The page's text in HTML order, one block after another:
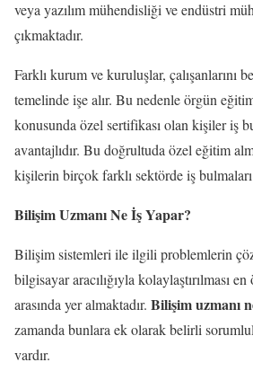
veya yazılım mühendisliği ve endüstri
çıkmaktadır.
Farklı kurum ve kuruluşlar, çalışanlarını
temelinde işe alır. Bu nedenle örgün
konusunda özel sertifikası olan kişiler iş
avantajlıdır. Bu doğrultuda özel eğitim
kişilerin birçok farklı sektörde iş
Bilişim Uzmanı Ne İş Yapar?
Bilişim sistemleri ile ilgili problemlerin
bilgisayar aracılığıyla kolaylaştırılması
arasında yer almaktadır. Bilişim uzmanı
zamanda bunlara ek olarak belirli
vardır.